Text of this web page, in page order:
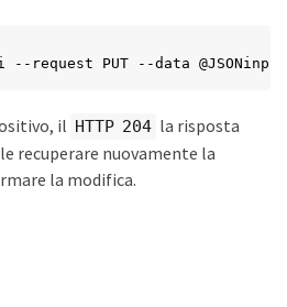
PUT --data
il HTTP 204 la risposta
recuperare nuovamente la
la modifica.